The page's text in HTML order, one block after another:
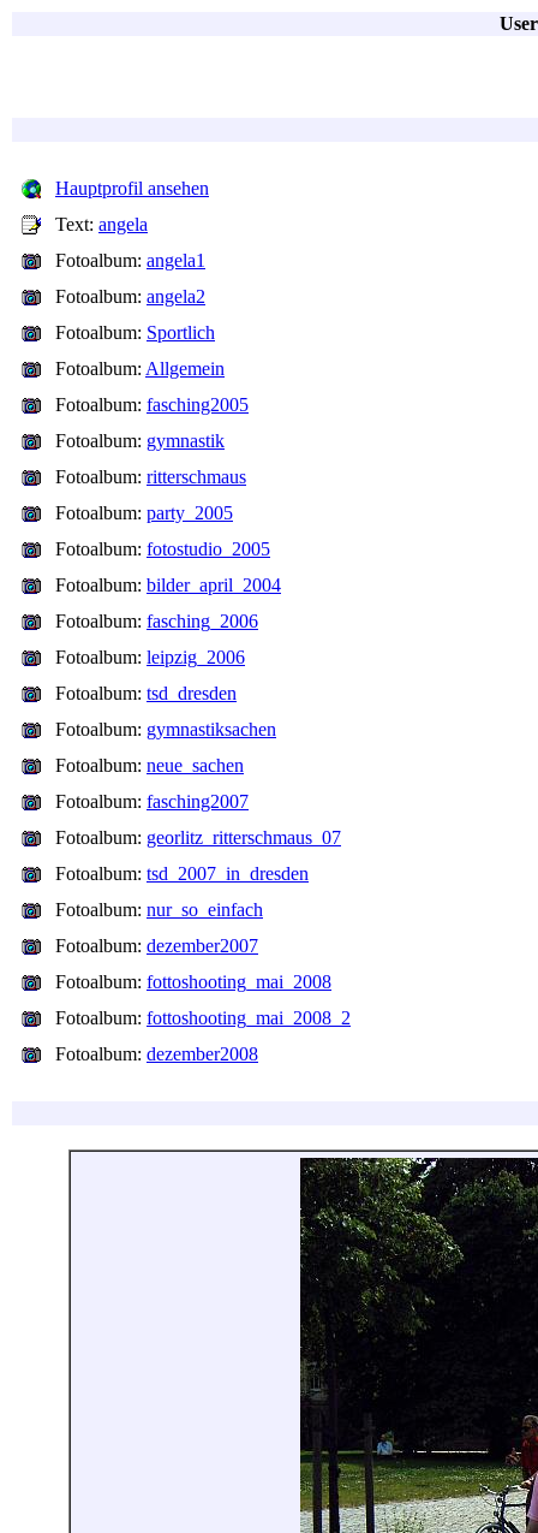
Hauptprofil ansehen
Text: angela
Fotoalbum: angela1
Fotoalbum: angela2
Fotoalbum: Sportlich
Fotoalbum: Allgemein
Fotoalbum: fasching2005
Fotoalbum: gymnastik
Fotoalbum: ritterschmaus
Fotoalbum: party_2005
Fotoalbum: fotostudio_2005
Fotoalbum: bilder_april_2004
Fotoalbum: fasching_2006
Fotoalbum: leipzig_2006
Fotoalbum: tsd_dresden
Fotoalbum: gymnastiksachen
Fotoalbum: neue_sachen
Fotoalbum: fasching2007
Fotoalbum: georlitz_ritterschmaus_07
Fotoalbum: tsd_2007_in_dresden
Fotoalbum: nur_so_einfach
Fotoalbum: dezember2007
Fotoalbum: fottoshooting_mai_2008
Fotoalbum: fottoshooting_mai_2008_2
Fotoalbum: dezember2008